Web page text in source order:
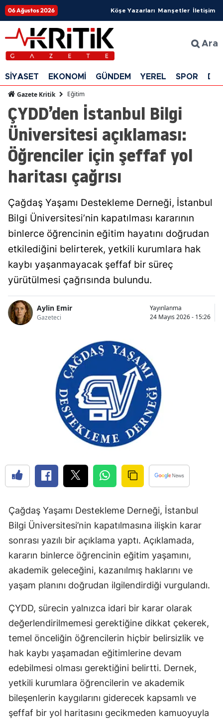
06 Ağustos 2026 Köşe Yazarları Manşetler İletişim
Ara
SİYASET EKONOMİ GÜNDEM YEREL SPOR
Gazete Kritik Eğitim
ÇYDD’den İstanbul Bilgi
Üniversitesi açıklaması:
Öğrenciler için şeffaf yol
haritası çağrısı
Çağdaş Yaşamı Destekleme Derneği, İstanbul
Bilgi Üniversitesi’nin kapatılması kararının
binlerce öğrencinin eğitim hayatını doğrudan
etkilediğini belirterek, yetkili kurumlara hak
kaybı yaşanmayacak şeffaf bir süreç
yürütülmesi çağrısında bulundu.
Aylin Emir
Gazeteci
Yayınlanma
24 Mayıs 2026 - 15:26
Çağdaş Yaşamı Destekleme Derneği, İstanbul
Bilgi Üniversitesi’nin kapatılmasına ilişkin karar
sonrası yazılı bir açıklama yaptı. Açıklamada,
kararın binlerce öğrencinin eğitim yaşamını,
akademik geleceğini, kazanılmış haklarını ve
yaşam planını doğrudan ilgilendirdiği vurgulandı.
ÇYDD, sürecin yalnızca idari bir karar olarak
değerlendirilmemesi gerektiğine dikkat çekerek,
temel önceliğin öğrencilerin hiçbir belirsizlik ve
hak kaybı yaşamadan eğitimlerine devam
edebilmesi olması gerektiğini belirtti. Dernek,
yetkili kurumlara öğrencilerin ve akademik
bileşenlerin kaygılarını giderecek kapsamlı ve
şeffaf bir yol haritasını gecikmeden kamuoyuyla